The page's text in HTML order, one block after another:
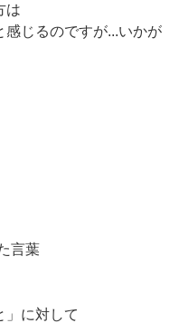
は
じるのですが...いかが
言葉
」に対して